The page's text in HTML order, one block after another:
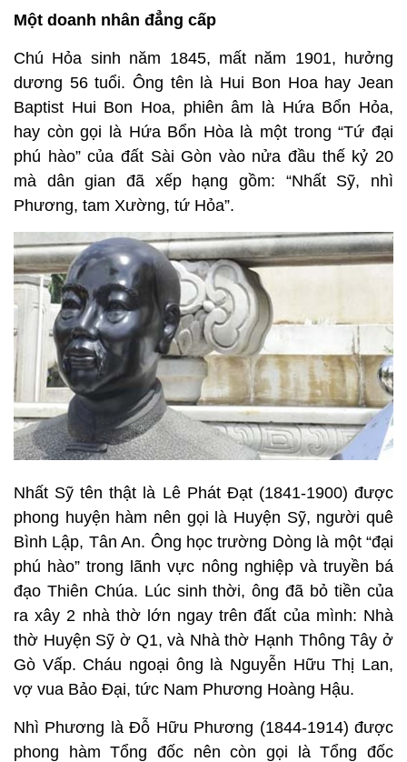
Một doanh nhân đẳng cấp
Chú Hỏa sinh năm 1845, mất năm 1901, hưởng
dương 56 tuổi. Ông tên là Hui Bon Hoa hay Jean
Baptist Hui Bon Hoa, phiên âm là Hứa Bổn Hỏa,
hay còn gọi là Hứa Bổn Hòa là một trong “Tứ đại
phú hào” của đất Sài Gòn vào nửa đầu thế kỷ 20
mà dân gian đã xếp hạng gồm: “Nhất Sỹ, nhì
Phương, tam Xường, tứ Hỏa”.
Nhất Sỹ tên thật là Lê Phát Đạt (1841-1900) được
phong huyện hàm nên gọi là Huyện Sỹ, người quê
Bình Lập, Tân An. Ông học trường Dòng là một “đại
phú hào” trong lãnh vực nông nghiệp và truyền bá
đạo Thiên Chúa. Lúc sinh thời, ông đã bỏ tiền của
ra xây 2 nhà thờ lớn ngay trên đất của mình: Nhà
thờ Huyện Sỹ ờ Q1, và Nhà thờ Hạnh Thông Tây ở
Gò Vấp. Cháu ngoại ông là Nguyễn Hữu Thị Lan,
vợ vua Bảo Đại, tức Nam Phương Hoàng Hậu.
Nhì Phương là Đỗ Hữu Phương (1844-1914) được
phong hàm Tổng đốc nên còn gọi là Tổng đốc